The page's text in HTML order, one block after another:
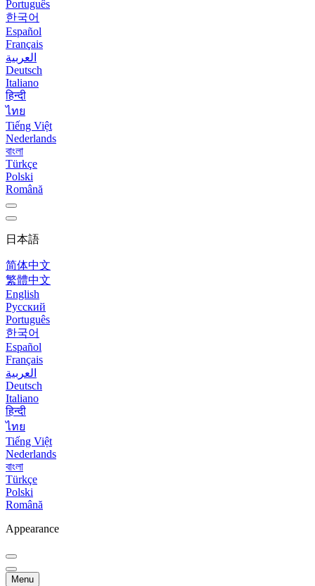
Português
한국어
Español
Français
العربية
Deutsch
Italiano
हिन्दी
ไทย
Tiếng Việt
Nederlands
বাংলা
Türkçe
Polski
Română
日本語
简体中文
繁體中文
English
Русский
Português
한국어
Español
Français
العربية
Deutsch
Italiano
हिन्दी
ไทย
Tiếng Việt
Nederlands
বাংলা
Türkçe
Polski
Română
Appearance
Menu